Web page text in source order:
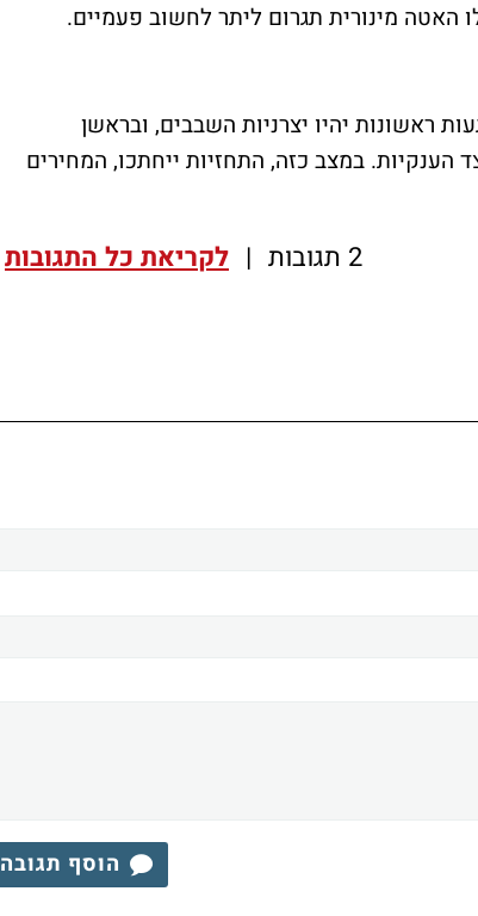
האטה מינורית תגרום ליתר לחשוב פעמיים.
ראשונות יהיו יצרניות השבבים, ובראשן
הענקיות. במצב כזה, התחזיות ייחתכו, המחירים
2 תגובות | לקריאת כל התגובות
הוסף תגובה